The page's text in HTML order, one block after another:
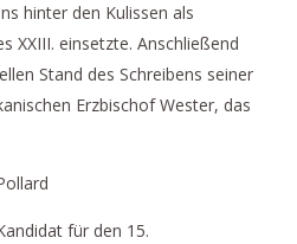
hinter den Kulissen als
XXIII. einsetzte. Anschließend
Stand des Schreibens seiner
Erzbischof Wester, das
für den 15.